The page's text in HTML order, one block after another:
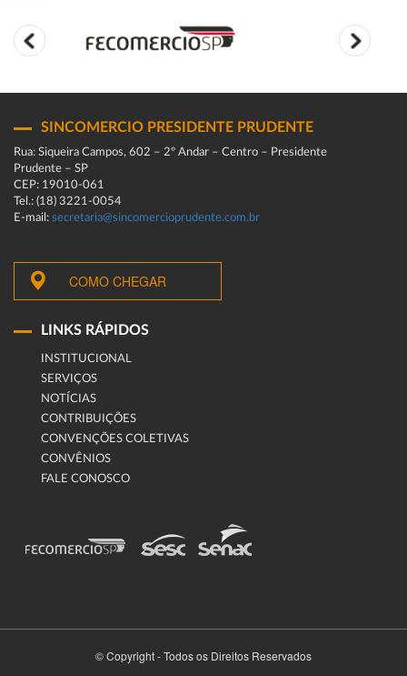
SINCOMERCIO PRESIDENTE PRUDENTE
Rua: Siqueira Campos, 602 – 2º Andar – Centro – Presidente
Prudente – SP
CEP: 19010-061
Tel.: (18) 3221-0054
E-mail: secretaria@sincomercioprudente.com.br
COMO CHEGAR
LINKS RÁPIDOS
INSTITUCIONAL
SERVIÇOS
NOTÍCIAS
CONTRIBUIÇÕES
CONVENÇÕES COLETIVAS
CONVÊNIOS
FALE CONOSCO
© Copyright - Todos os Direitos Reservados